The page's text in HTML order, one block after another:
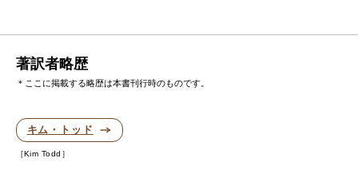
著訳者略歴
＊ここに掲載する略歴は本書刊行時のものです。
キム・トッド
Kim Todd